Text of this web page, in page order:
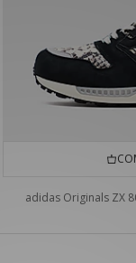
adidas Originals ZX